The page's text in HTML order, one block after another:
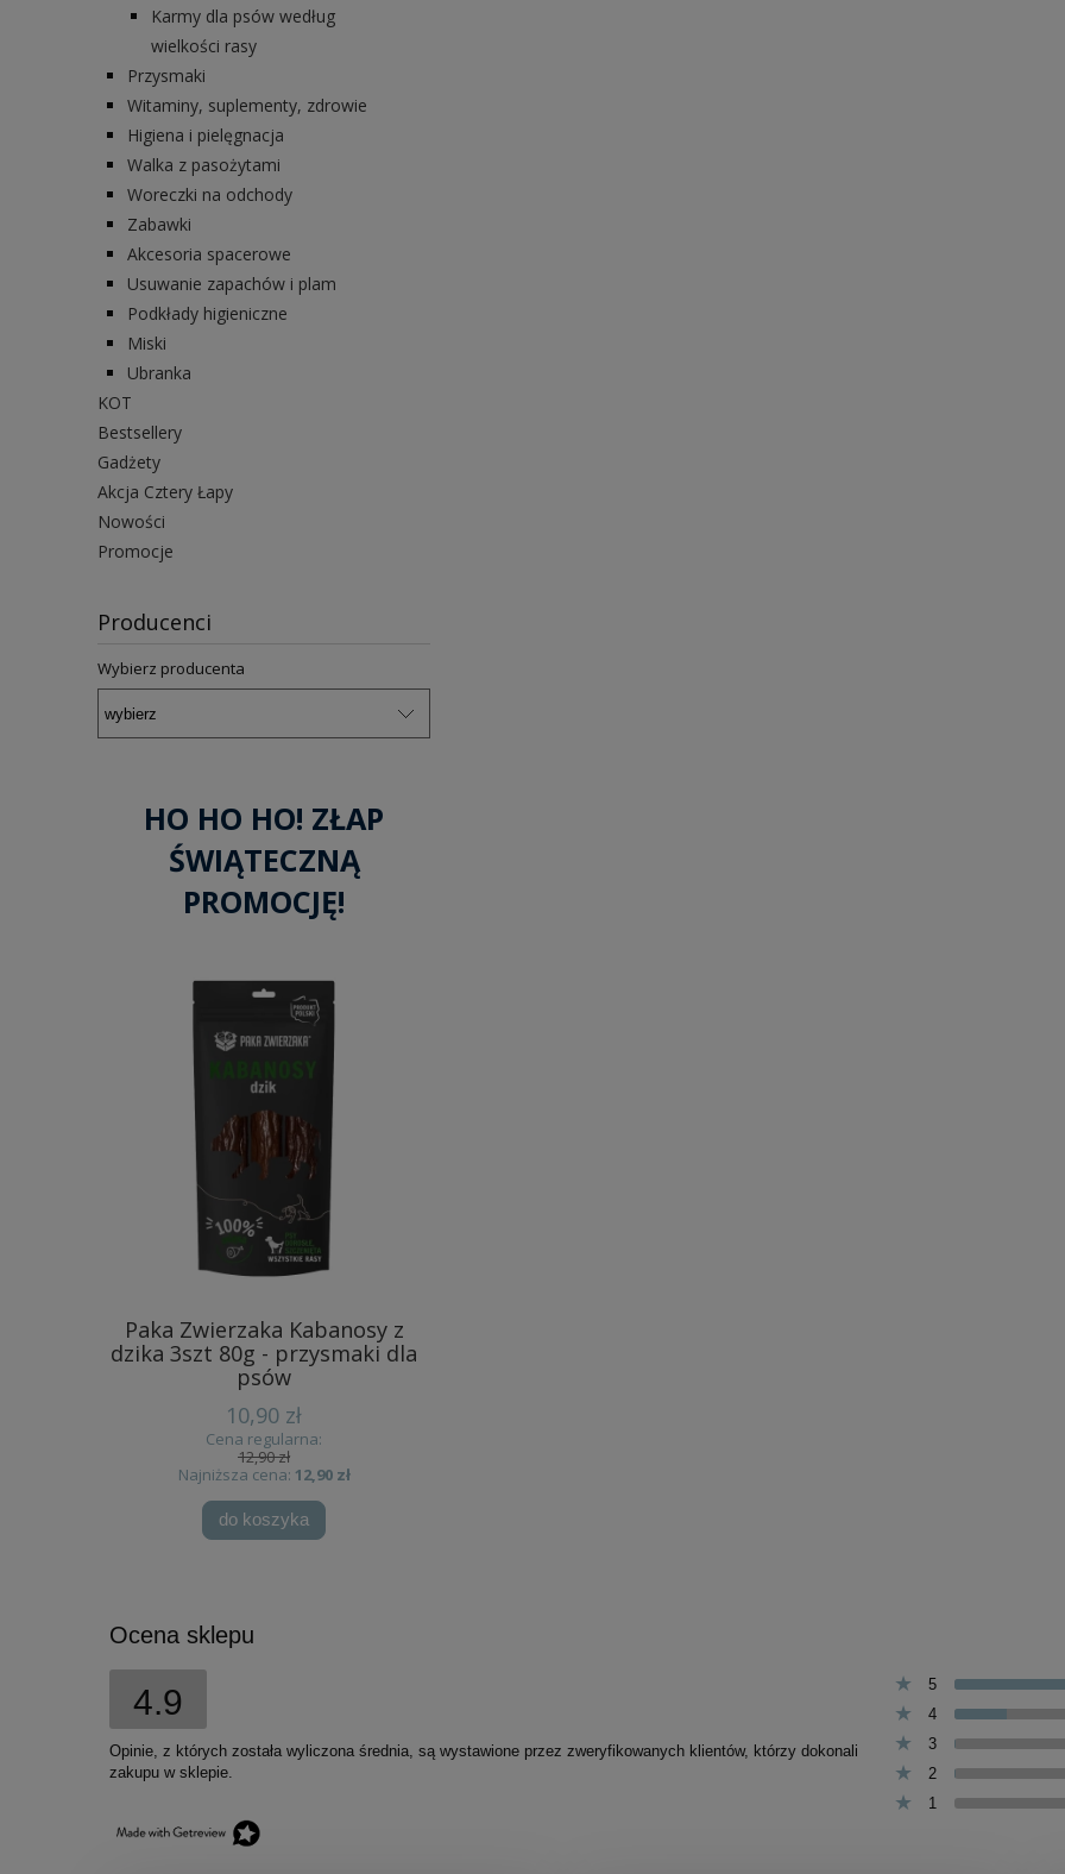
Karmy dla psów według
wielkości rasy
Przysmaki
Witaminy, suplementy, zdrowie
Higiena i pielęgnacja
Walka z pasożytami
Woreczki na odchody
Zabawki
Akcesoria spacerowe
Usuwanie zapachów i plam
Podkłady higieniczne
Miski
Ubranka
KOT
Bestsellery
Gadżety
Akcja Cztery Łapy
Nowości
Promocje
Producenci
Wybierz producenta
HO HO HO! ZŁAP
ŚWIĄTECZNĄ
PROMOCJĘ!
Paka Zwierzaka Kabanosy z
dzika 3szt 80g - przysmaki dla
psów
10,90 zł
Cena regularna:
12,90 zł
Najniższa cena: 12,90 zł
do koszyka
Ocena sklepu
4.9
Opinie, z których została wyliczona średnia, są wystawione przez zweryfikowanych klientów, którzy dokonali
zakupu w sklepie.
5
4
3
2
1